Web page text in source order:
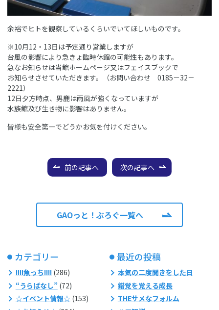
余裕でヒトを観察しているくらいでいてほしいものです。
※10月12・13日は予定通り営業しますが
台風の影響により急きょ臨時休館の可能性もあります。
急なお知らせは当館ホームページ又はフェイスブックで
お知らせさせていただきます。（お問い合わせ 0185－32－
2221）
12日夕方時点、男鹿は雨風が強くなっていますが
水族館及び生き物に影響はありません。
皆様も安全第一でどうかお気を付けください。
前の記事へ 次の記事へ
GAOっと！ぶろぐ一覧へ
カテゴリー
!!!!魚っち!!!!(286)
“うらばなし”(72)
☆イベント情報☆(153)
最近の投稿
本気の二度聞きをした日
錯覚を覚える成長
THEサメなフォルム